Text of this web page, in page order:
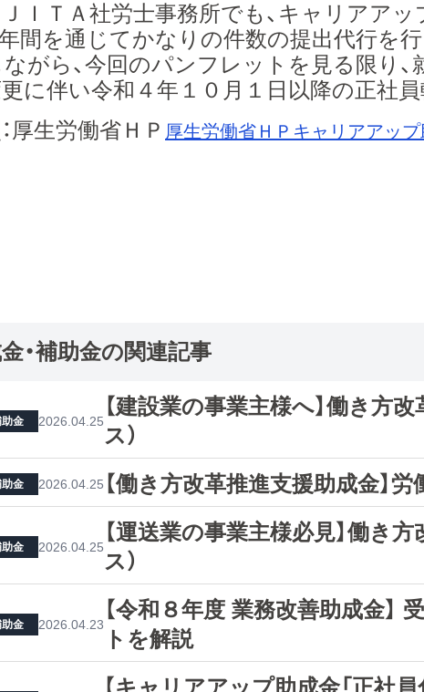
ＩＴＡ社労士事務所でも、キャリアア
間を通じてかなりの件数の提出代行を行
がら、今回のパンフレットを見る限り、
に伴い令和４年１０月１日以降の正社
厚生労働省ＨＰ 厚生労働省ＨＰキャリアアッ
・補助金の関連記事
【建設業の事業主様へ】働き方
ス）
助金 2026.04.25
【働き方改革推進支援助成金】
助金 2026.04.25
【運送業の事業主様必見】働き
ス）
助金 2026.04.25
【令和８年度 業務改善助成金】
トを解説
助金 2026.04.23
【キャリアアップ助成金「正社員